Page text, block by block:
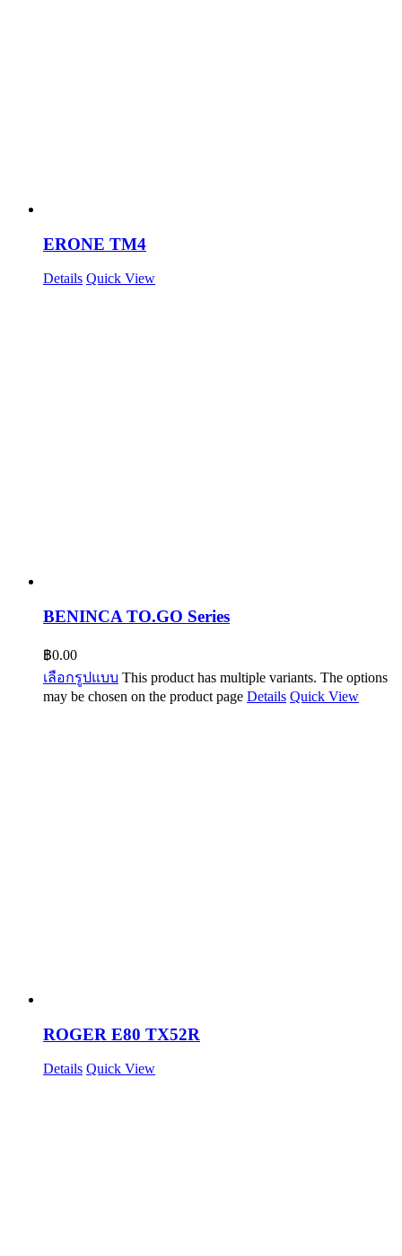
ERONE TM4
Details Quick View
BENINCA TO.GO Series
฿0.00
เลือกรูปแบบ This product has multiple variants. The options
may be chosen on the product page Details Quick View
ROGER E80 TX52R
Details Quick View